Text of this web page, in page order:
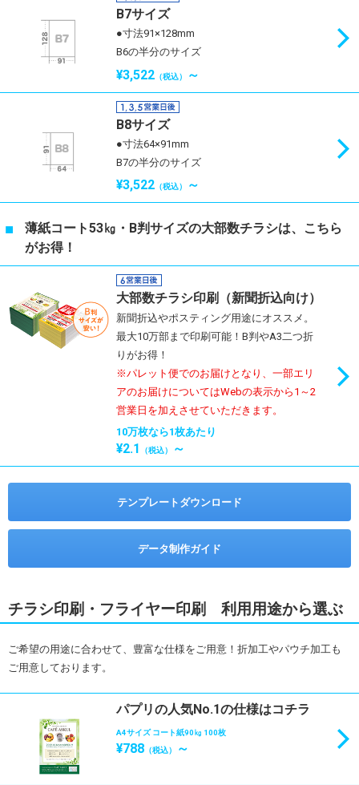
B7サイズ
●寸法91×128mm
B6の半分のサイズ
¥3,522 （税込） ～
B8サイズ
●寸法64×91mm
B7の半分のサイズ
¥3,522 （税込） ～
薄紙コート53㎏・B判サイズの大部数チラシは、こちら
がお得！
大部数チラシ印刷（新聞折込向け）
新聞折込やポスティング用途にオススメ。
最大10万部まで印刷可能！B判やA3二つ折
りがお得！
※パレット便でのお届けとなり、一部エリ
アのお届けについてはWebの表示から1～2
営業日を加えさせていただきます。
10万枚なら1枚あたり
¥2.1 （税込） ～
テンプレートダウンロード
データ制作ガイド
チラシ印刷・フライヤー印刷 利用用途から選ぶ
ご希望の用途に合わせて、豊富な仕様をご用意！折加工やパウチ加工も
ご用意しております。
パプリの人気No.1の仕様はコチラ
A4サイズ コート紙90㎏ 100枚
¥788 （税込） ～